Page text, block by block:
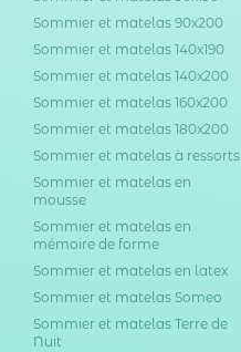
Sommier et matelas 90x200
Sommier et matelas 140x190
Sommier et matelas 140x200
Sommier et matelas 160x200
Sommier et matelas 180x200
Sommier et matelas à ressorts
Sommier et matelas en
mousse
Sommier et matelas en
mémoire de forme
Sommier et matelas en latex
Sommier et matelas Someo
Sommier et matelas Terre de
Nuit